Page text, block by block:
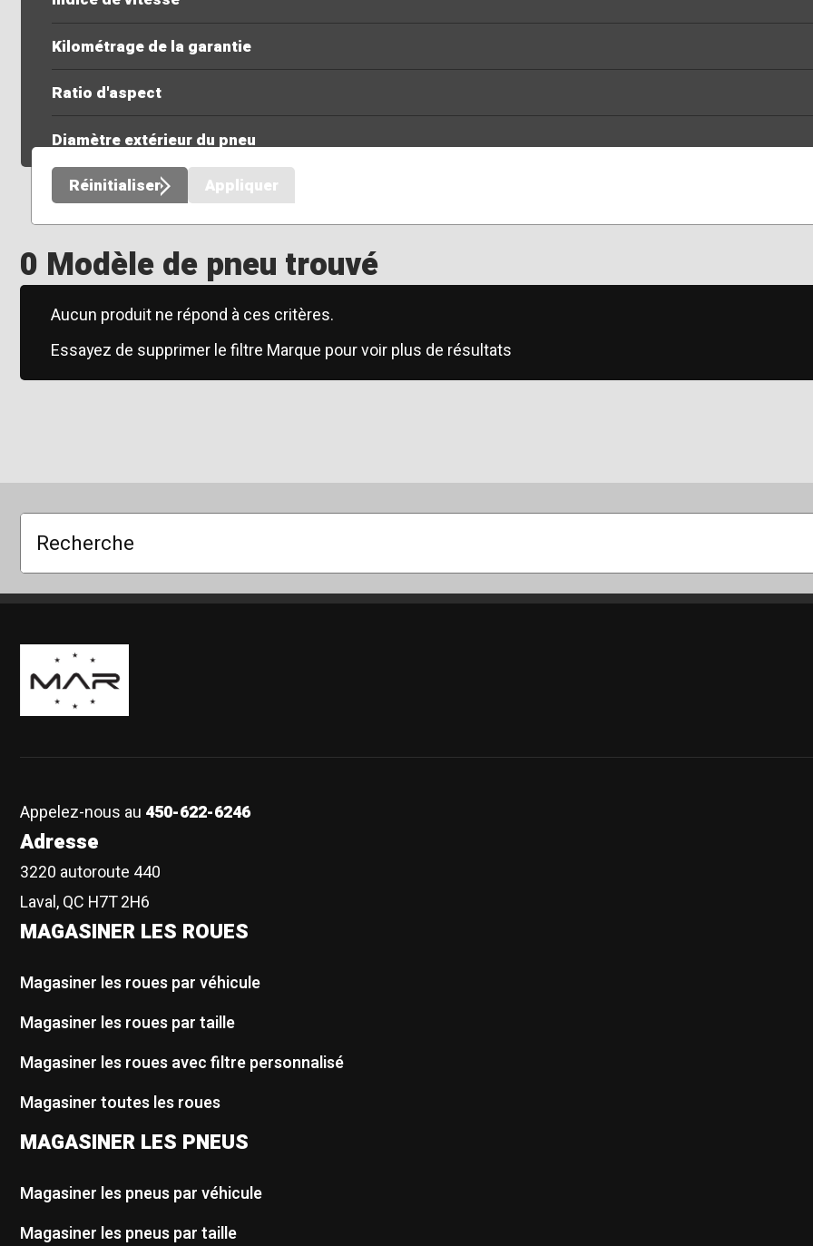
Kilométrage de la garantie
Ratio d'aspect
Diamètre extérieur du pneu
Réinitialiser Appliquer
0 Modèle de pneu trouvé
Aucun produit ne répond à ces critères.
Essayez de supprimer le filtre Marque pour voir plus de résultats
Recherche
Boutique Mags à Rabais
Appelez-nous au 450-622-6246
Adresse
3220 autoroute 440
Laval, QC H7T 2H6
MAGASINER LES ROUES
Magasiner les roues par véhicule
Magasiner les roues par taille
Magasiner les roues avec filtre personnalisé
Magasiner toutes les roues
MAGASINER LES PNEUS
Magasiner les pneus par véhicule
Magasiner les pneus par taille